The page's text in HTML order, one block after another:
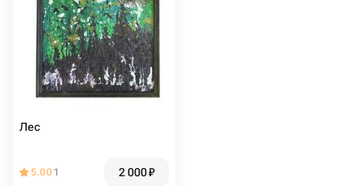
Лес
5.00 1 2 000₽